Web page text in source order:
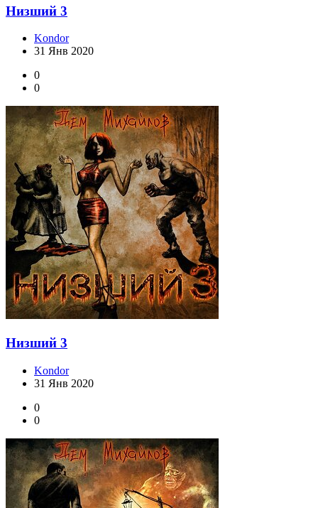
Низший 3
Kondor
31 Янв 2020
0
0
Низший 3
Kondor
31 Янв 2020
0
0